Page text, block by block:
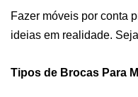
Fazer móveis por conta
ideias em realidade.
Tipos de Brocas Para